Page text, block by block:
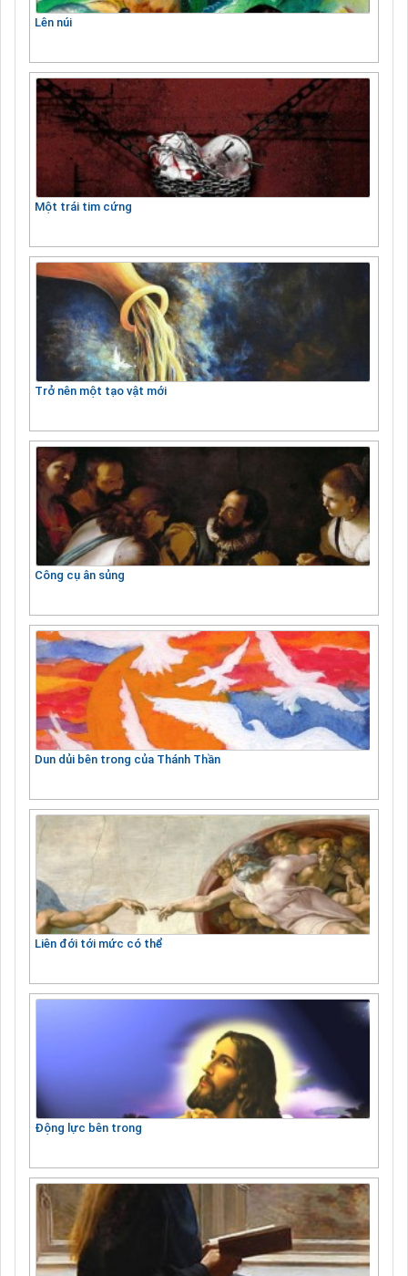
Lên núi
Một trái tim cứng
Trở nên một tạo vật mới
Công cụ ân sủng
Dun dủi bên trong của Thánh Thần
Liên đới tới mức có thể
Động lực bên trong